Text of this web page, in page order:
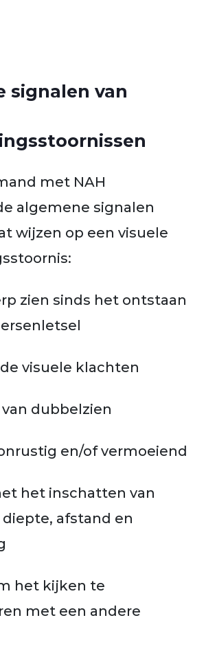
signalen van
met NAH
algemene signalen
wijzen op een visuele
zien sinds het ontstaan
visuele klachten
dubbelzien
en/of vermoeiend
het inschatten van
afstand en
het kijken te
met een andere